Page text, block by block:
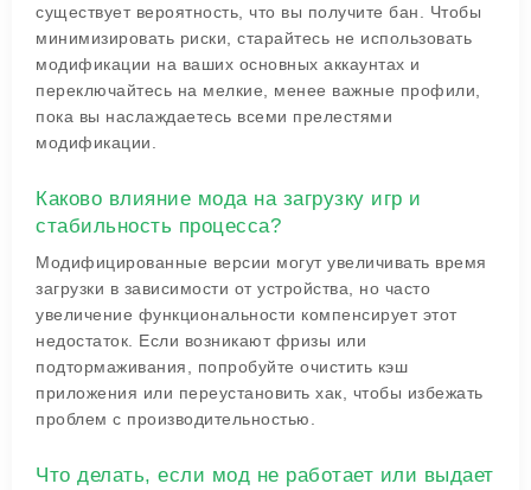
существует вероятность, что вы получите бан. Чтобы
минимизировать риски, старайтесь не использовать
модификации на ваших основных аккаунтах и
переключайтесь на мелкие, менее важные профили,
пока вы наслаждаетесь всеми прелестями
модификации.
Каково влияние мода на загрузку игр и
стабильность процесса?
Модифицированные версии могут увеличивать время
загрузки в зависимости от устройства, но часто
увеличение функциональности компенсирует этот
недостаток. Если возникают фризы или
подтормаживания, попробуйте очистить кэш
приложения или переустановить хак, чтобы избежать
проблем с производительностью.
Что делать, если мод не работает или выдает